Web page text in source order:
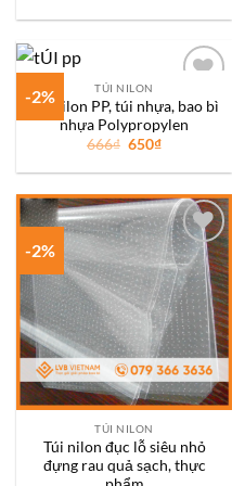
là:
tại
13.000₫.
-2%
Add to
wishlist
TÚI NILON
Túi nilon PP, túi nhựa, bao bì
nhựa Polypropylen
666₫ Giá
là:
650₫Giá
tại
650₫.
-2%
Add to
wishlist
TÚI NILON
Túi nilon đục lỗ siêu nhỏ
đựng rau quả sạch, thực